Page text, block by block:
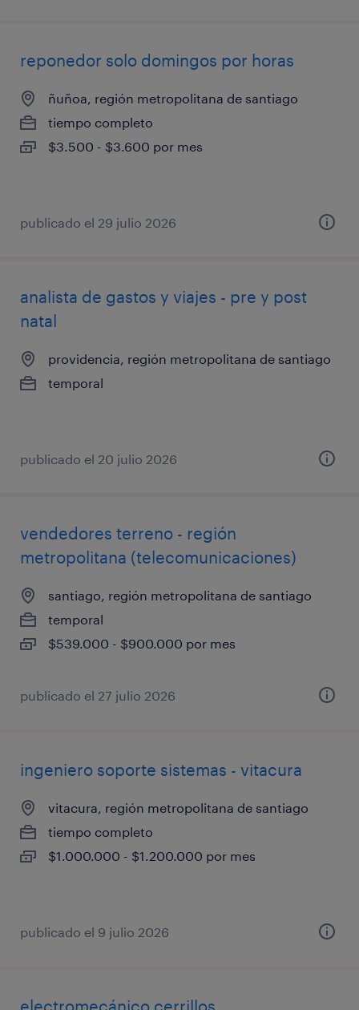
reponedor solo domingos por horas
ñuñoa, región metropolitana de santiago
tiempo completo
$3.500 - $3.600 por mes
publicado el 29 julio 2026
analista de gastos y viajes - pre y post
natal
providencia, región metropolitana de santiago
temporal
publicado el 20 julio 2026
vendedores terreno - región
metropolitana (telecomunicaciones)
santiago, región metropolitana de santiago
temporal
$539.000 - $900.000 por mes
publicado el 27 julio 2026
ingeniero soporte sistemas - vitacura
vitacura, región metropolitana de santiago
tiempo completo
$1.000.000 - $1.200.000 por mes
publicado el 9 julio 2026
electromecánico cerrillos